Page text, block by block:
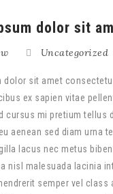
dolor sit
Uncategorized
dolor sit amet
ex sapien vitae
cursus mi pretium tellus
aenean sed diam urna
lacus nec metus
nisl malesuada lacinia
semper vel class